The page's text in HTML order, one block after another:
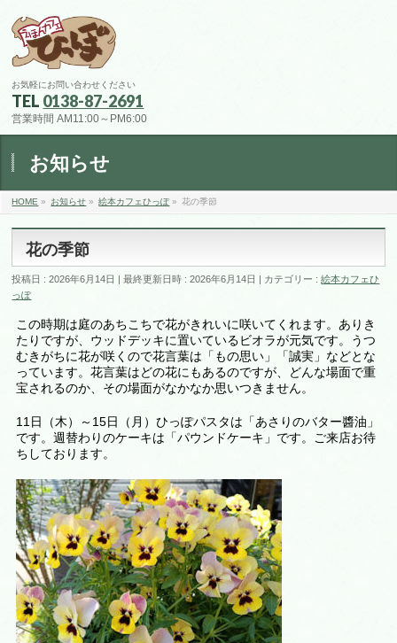
お気軽にお問い合わせください
TEL 0138-87-2691
営業時間 AM11:00～PM6:00
お知らせ
HOME » お知らせ » 絵本カフェひっぽ» 花の季節
花の季節
投稿日 : 2026年6月14日 最終更新日時 : 2026年6月14日 カテゴリー :絵本カフェひ
っぽ
この時期は庭のあちこちで花がきれいに咲いてくれます。ありき
たりですが、ウッドデッキに置いているビオラが元気です。うつ
むきがちに花が咲くので花言葉は「もの思い」「誠実」などとな
っています。花言葉はどの花にもあるのですが、どんな場面で重
宝されるのか、その場面がなかなか思いつきません。
11日（木）～15日（月）ひっぽパスタは「あさりのバター醬油」
です。週替わりのケーキは 「パウンドケーキ 」です。ご来店お待
ちしております。